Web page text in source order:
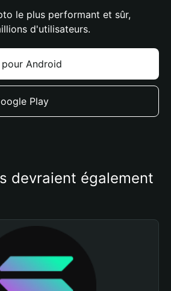
le plus performant et sûr,
d'utilisateurs.
pour Android
Play
devraient également